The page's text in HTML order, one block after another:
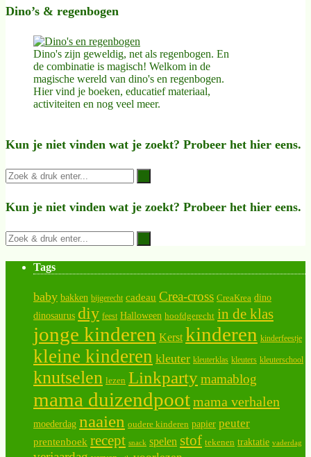
Dino’s & regenbogen
Dino's zijn geweldig, net als regenbogen. En
de combinatie is magisch! Welkom in de
magische wereld van dino's en regenbogen.
Hier vind je boeken, educatief materiaal,
activiteiten en nog veel meer.
Kun je niet vinden wat je zoekt? Probeer het hier eens.
Kun je niet vinden wat je zoekt? Probeer het hier eens.
Tags
baby bakken bijgerecht cadeau Crea-cross CreaKrea dino
dinosaurus diy feest Halloween hoofdgerecht in de klas
jonge kinderen Kerst kinderen kinderfeestje
kleine kinderen kleuter kleuterklas kleuters kleuterschool
knutselen lezen Linkpartymamablog
mama duizendpootmama verhalen
moederdag naaien oudere kinderen papier peuter
prentenboek recept snack spelen stof tekenen traktatie vaderdag